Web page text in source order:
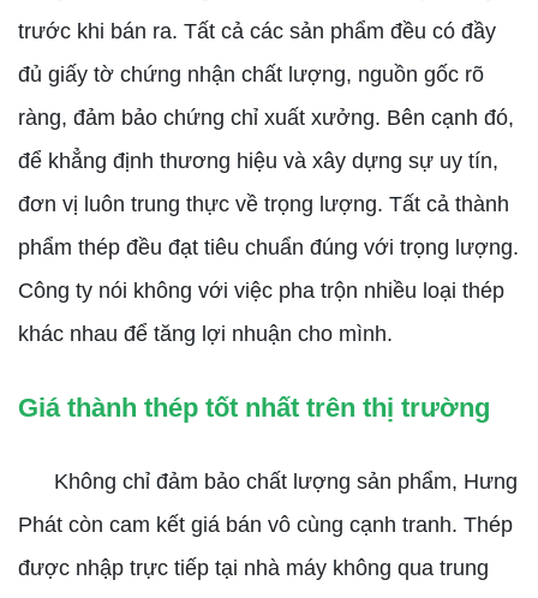
trước khi bán ra. Tất cả các sản phẩm đều có đầy
đủ giấy tờ chứng nhận chất lượng, nguồn gốc rõ
ràng, đảm bảo chứng chỉ xuất xưởng. Bên cạnh đó,
để khẳng định thương hiệu và xây dựng sự uy tín,
đơn vị luôn trung thực về trọng lượng. Tất cả thành
phẩm thép đều đạt tiêu chuẩn đúng với trọng lượng.
Công ty nói không với việc pha trộn nhiều loại thép
khác nhau để tăng lợi nhuận cho mình.
Giá thành thép tốt nhất trên thị trường
Không chỉ đảm bảo chất lượng sản phẩm, Hưng
Phát còn cam kết giá bán vô cùng cạnh tranh. Thép
được nhập trực tiếp tại nhà máy không qua trung